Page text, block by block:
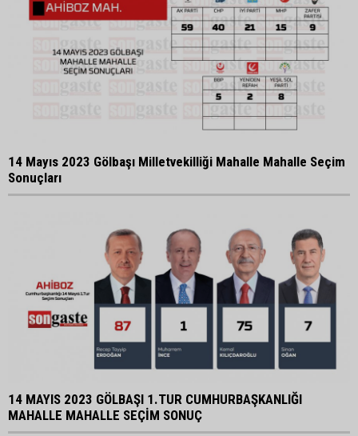
14 Mayıs 2023 Gölbaşı Milletvekilliği Mahalle Mahalle Seçim
Sonuçları
14 MAYIS 2023 GÖLBAŞI 1.TUR CUMHURBAŞKANLIĞI
MAHALLE MAHALLE SEÇİM SONUÇ